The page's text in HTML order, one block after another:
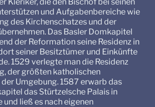
und Aufgabenbereiche wie
des Kirchenschatzes und der
Das Basler Domkapitel
der Reformation seine Residenz in
seiner Besitztümer und Einkünfte
1529 verlegte man die Residenz
der größten katholischen
Umgebung. 1587 erwarb das
das Stürtzelsche Palais in
und ließ es nach eigenen